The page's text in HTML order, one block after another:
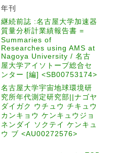
年刊
継続前誌 :名古屋大学加速器
質量分析計業績報告書 =
Summaries of
Researches using AMS at
Nagoya University / 名古
屋大学アイソトープ総合セ
ンター [編] <SB00753174>
名古屋大学宇宙地球環境研
究所年代測定研究部||ナゴヤ
ダイガク ウチュウ チキュウ
カンキョウ ケンキュウジョ
ネンダイ ソクテイ ケンキュ
ウ ブ <AU00272576>